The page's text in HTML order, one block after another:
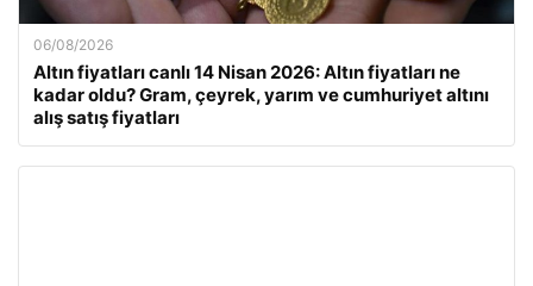
06/08/2026
Altın fiyatları canlı 14 Nisan 2026: Altın fiyatları ne
kadar oldu? Gram, çeyrek, yarım ve cumhuriyet altını
alış satış fiyatları